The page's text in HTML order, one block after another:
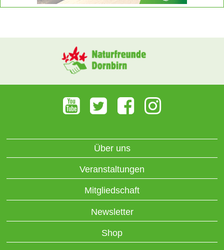
Über uns
Veranstaltungen
Mitgliedschaft
Newsletter
Shop